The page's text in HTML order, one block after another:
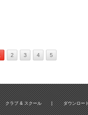
2 3 4 5
クラブ & スクール | ダウンロー